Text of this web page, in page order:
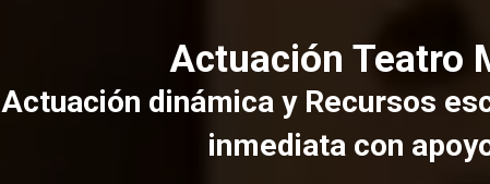
Actuación Teatro
Actuación dinámica y Recursos
inmediata con